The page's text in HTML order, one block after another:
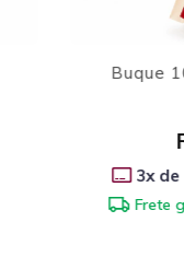
50 Lindas
3x
Frete